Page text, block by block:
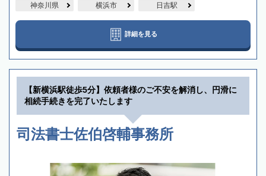
神奈川県 横浜市 日吉駅
詳細を見る
【新横浜駅徒歩5分】依頼者様のご不安を解消し、円滑に
相続手続きを完了いたします
司法書士佐伯啓輔事務所